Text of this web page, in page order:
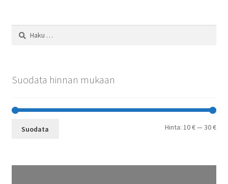
Haku:
Suodata hinnan mukaan
Suodata Hinta:10 €—30 €